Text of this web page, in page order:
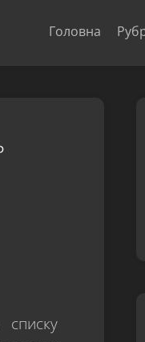
Головна